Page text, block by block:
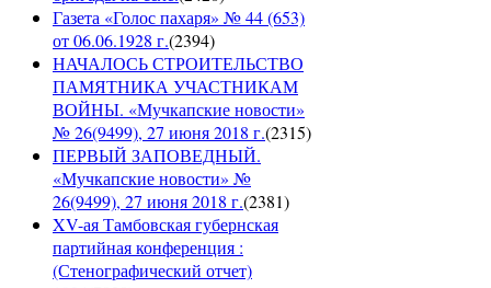
Газета «Голос пахаря» № 44 (653)
от 06.06.1928 г.(2394)
НАЧАЛОСЬ СТРОИТЕЛЬСТВО
ПАМЯТНИКА УЧАСТНИКАМ
ВОЙНЫ. «Мучкапские новости»
№ 26(9499), 27 июня 2018 г.(2315)
ПЕРВЫЙ ЗАПОВЕДНЫЙ.
«Мучкапские новости» №
26(9499), 27 июня 2018 г.(2381)
XV-ая Тамбовская губернская
партийная конференция :
(Стенографический отчет)